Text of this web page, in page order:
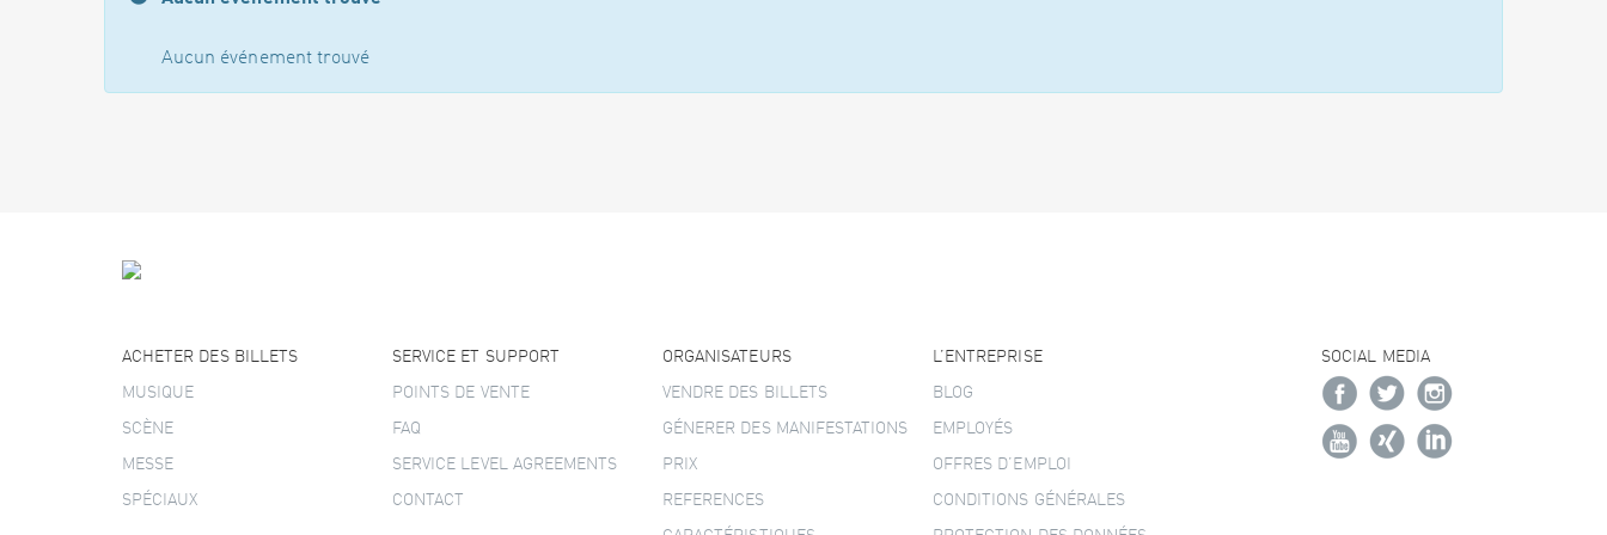
Aucun événement trouvé
ACHETER DES BILLETS
MUSIQUE
SCÈNE
MESSE
SPÉCIAUX
SERVICE ET SUPPORT
POINTS DE VENTE
FAQ
SERVICE LEVEL AGREEMENTS
CONTACT
ORGANISATEURS
VENDRE DES BILLETS
GÉNERER DES MANIFESTATIONS
PRIX
REFERENCES
L’ENTREPRISE
BLOG
EMPLOYÉS
OFFRES D’EMPLOI
CONDITIONS GÉNÉRALES
SOCIAL MEDIA